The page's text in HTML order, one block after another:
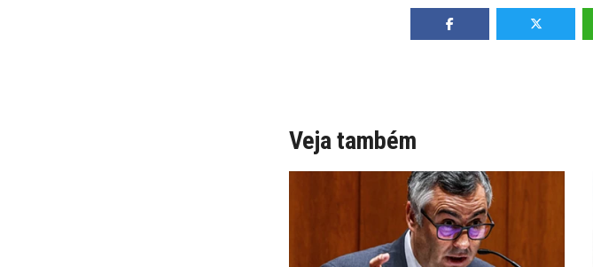
Veja também